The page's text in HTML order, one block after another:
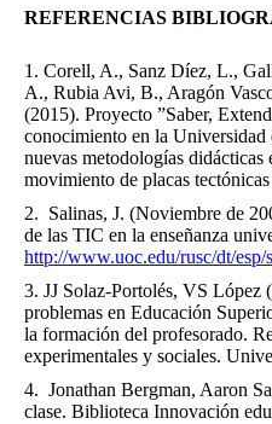
REFERENCIAS
Corell, A., Sanz Díez, L.,
A., Rubia Avi, B., Aragón
(2015). Proyecto ”Saber,
conocimiento en la
nuevas metodologías didácticas
movimiento de placas
Salinas, J. (Noviembre de
de las TIC en la enseñanza
http://www.uoc.edu/rusc/dt/esp/
JJ Solaz-Portolés, VS López
problemas en Educación
la formación del profesorado.
experimentales y sociales.
Jonathan Bergman, Aaron
clase. Biblioteca Innovación